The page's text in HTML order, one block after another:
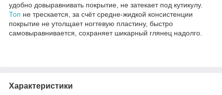
удобно довыравнивать покрытие, не затекает под кутикулу.
Топ не трескается, за счёт средне-жидкой консистенции
покрытие не утолщает ногтевую пластину, быстро
самовыравнивается, сохраняет шикарный глянец надолго.
Характеристики